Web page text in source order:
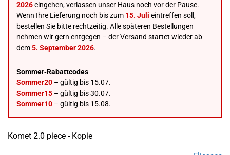
2026eingehen, verlassen unser Haus noch vor der Pause.
Wenn Ihre Lieferung noch bis zum 15. Juli eintreffen soll,
bestellen Sie bitte rechtzeitig. Alle späteren Bestellungen
nehmen wir gern entgegen – der Versand startet wieder ab
dem5. September 2026.
Sommer‑Rabattcodes
Sommer20 – gültig bis 15.07.
Sommer15 – gültig bis 30.07.
Sommer10 – gültig bis 15.08.
Komet 2.0 piece - Kopie